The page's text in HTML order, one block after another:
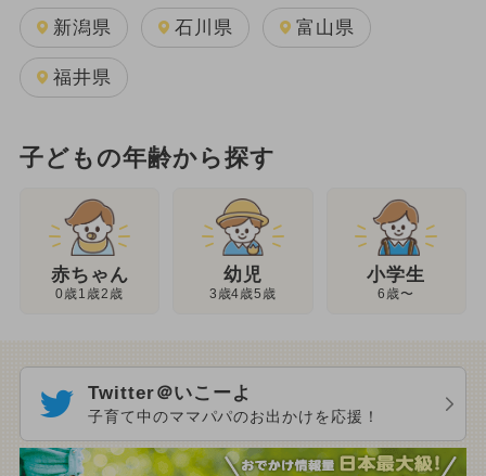
新潟県 石川県 富山県
福井県
子どもの年齢から探す
赤ちゃん
0歳1歳2歳
幼児
3歳4歳5歳
小学生
6歳〜
Twitter＠いこーよ
子育て中のママパパのお出かけを応援！